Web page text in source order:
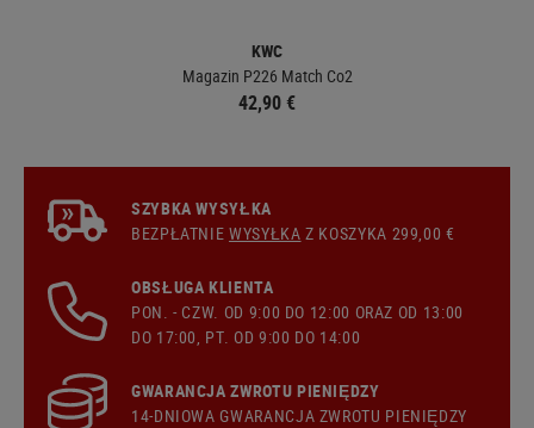
KWC
Magazin P226 Match Co2
42,90 €
SZYBKA WYSYŁKA
BEZPŁATNIEWYSYŁKA Z KOSZYKA 299,00 €
OBSŁUGA KLIENTA
PON. - CZW. OD 9:00 DO 12:00 ORAZ OD 13:00
DO 17:00, PT. OD 9:00 DO 14:00
GWARANCJA ZWROTU PIENIĘDZY
14-DNIOWA GWARANCJA ZWROTU PIENIĘDZY